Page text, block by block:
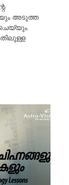
അടുത്ത